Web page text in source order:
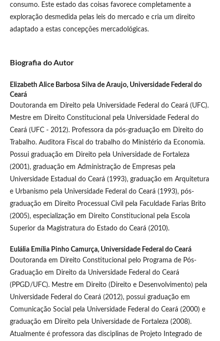
consumo. Este estado das coisas favorece completamente a
exploração desmedida pelas leis do mercado e cria um direito
adaptado a estas concepções mercadológicas.
Biografia do Autor
Elizabeth Alice Barbosa Silva de Araujo, Universidade Federal do
Ceará
Doutoranda em Direito pela Universidade Federal do Ceará (UFC).
Mestre em Direito Constitucional pela Universidade Federal do
Ceará (UFC - 2012). Professora da pós-graduação em Direito do
Trabalho. Auditora Fiscal do trabalho do Ministério da Economia.
Possui graduação em Direito pela Universidade de Fortaleza
(2001), graduação em Administração de Empresas pela
Universidade Estadual do Ceará (1993), graduação em Arquitetura
e Urbanismo pela Universidade Federal do Ceará (1993), pós-
graduação em Direito Processual Civil pela Faculdade Farias Brito
(2005), especialização em Direito Constitucional pela Escola
Superior da Magistratura do Estado do Ceará (2010).
Eulália Emília Pinho Camurça, Universidade Federal do Ceará
Doutoranda em Direito Constitucional pelo Programa de Pós-
Graduação em Direito da Universidade Federal do Ceará
(PPGD/UFC). Mestre em Direito (Direito e Desenvolvimento) pela
Universidade Federal do Ceará (2012), possui graduação em
Comunicação Social pela Universidade Federal do Ceará (2000) e
graduação em Direito pela Universidade de Fortaleza (2008).
Atualmente é professora das disciplinas de Projeto Integrado de